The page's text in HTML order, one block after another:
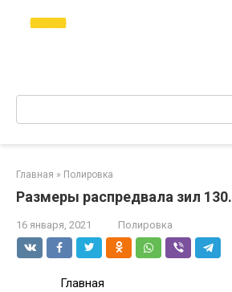
Главная » Полировка
Размеры распредвала зил 130.
16 января, 2021 Полировка
Главная